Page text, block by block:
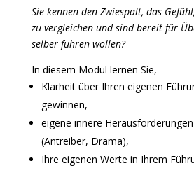
Sie kennen den Zwiespalt, das
zu vergleichen und sind bereit für
selber führen wollen?
In diesem Modul lernen Sie,
Klarheit über Ihren eigenen
gewinnen,
eigene innere
(Antreiber, Drama),
Ihre eigenen Werte in Ihrem